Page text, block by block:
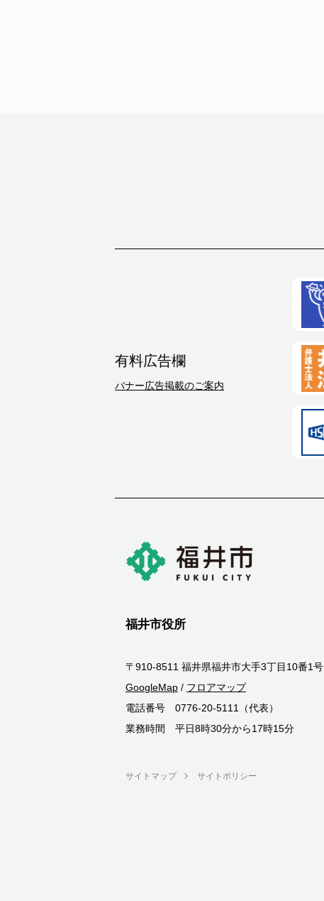
有料広告欄
バナー広告掲載のご案内
福井市役所
〒910-8511 福井県福井市大手3丁目10番1号
GoogleMap / フロアマップ
電話番号 0776-20-5111（代表）
業務時間 平日8時30分から17時15分
サイトマップ サイトポリシー